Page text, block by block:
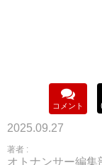
コメント
2025.09.27
著者 :
オトナンサー編集